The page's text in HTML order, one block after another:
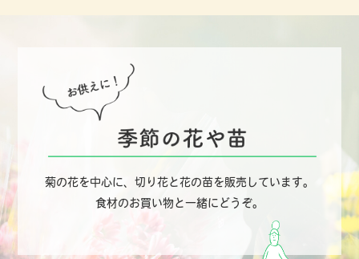
菊の花を中心に、切り花と花の苗を販売しています。
食材のお買い物と一緒にどうぞ。